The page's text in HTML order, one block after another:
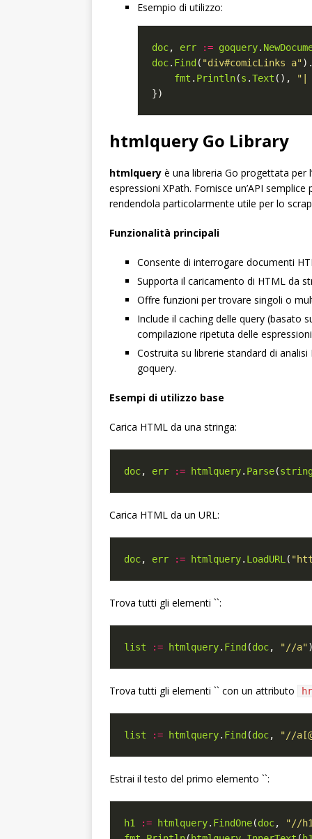
Esempio di utilizzo:
doc, err := goquery.
doc. Find ( "div#comicLinks a"
fmt . Println(s .Text (),
"|
htmlquery Go Library
htmlquery è una libreria Go progettata per
espressioni XPath. Fornisce un’API
rendendola particolarmente utile per lo
Funzionalità principali
Consente di interrogare documenti
Supporta il caricamento di HTML da
Offre funzioni per trovare singoli o
Include il caching delle query (basato
compilazione ripetuta delle
Costruita su librerie standard di
goquery.
Esempi di utilizzo base
Carica HTML da una stringa:
doc, err := htmlquery. Parse(
Carica HTML da un URL:
doc, err := htmlquery. LoadURL (
Trova tutti gli elementi ``:
list := htmlquery. Find (doc, "//a"
Trova tutti gli elementi `` con un attributo
list := htmlquery. Find (doc, "//
Estrai il testo del primo elemento ``:
h1 := htmlquery. FindOne(doc,
"//